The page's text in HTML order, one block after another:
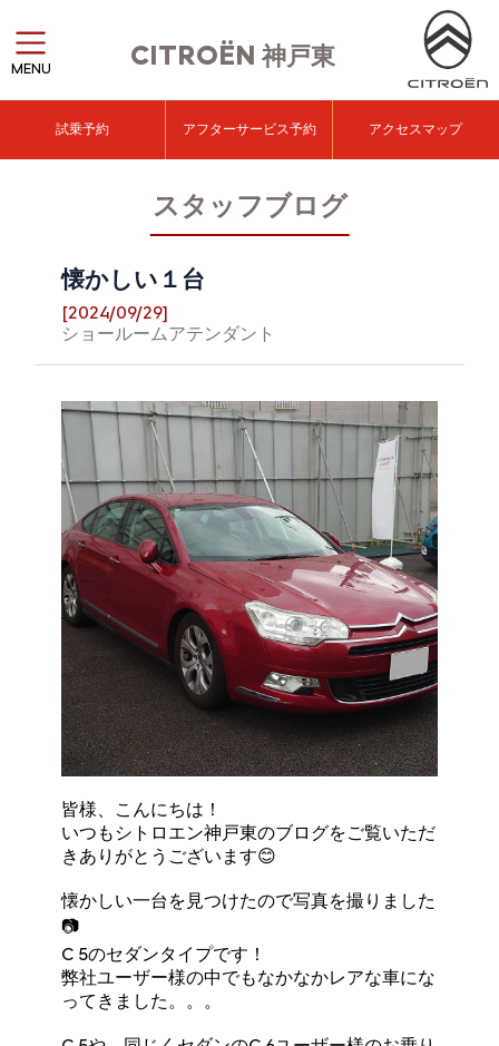
CITROËN神戸東
MENU
試乗予約 アフターサービス予約 アクセスマップ
スタッフブログ
懐かしい１台
[2024/09/29]
ショールームアテンダント
皆様、こんにちは！
いつもシトロエン神戸東のブログをご覧いただ
きありがとうございます😊
懐かしい一台を見つけたので写真を撮りました
📷
C 5のセダンタイプです！
弊社ユーザー様の中でもなかなかレアな車にな
ってきました。。。